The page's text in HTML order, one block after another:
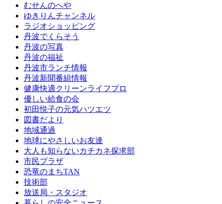
むせんのへや
ゆきりんチャンネル
ラジオショッピング
丹波でくらそう
丹波の写真
丹波の福祉
丹波市ランチ情報
丹波新聞番組情報
健康快適クリーンライフプロ
優しい給食の会
初田悦子の元気ハツエツ
図書だより
地域通過
地球にやさしいお友達
大人も知らないカチカネ探求部
市民プラザ
恐竜のまちTAN
技術部
放送局・スタジオ